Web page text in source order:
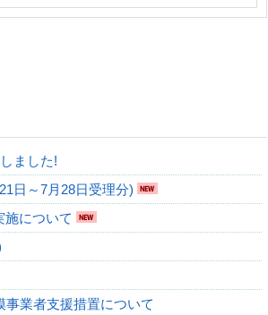
ました!
日～7月28日受理分)
施について
業者支援措置について